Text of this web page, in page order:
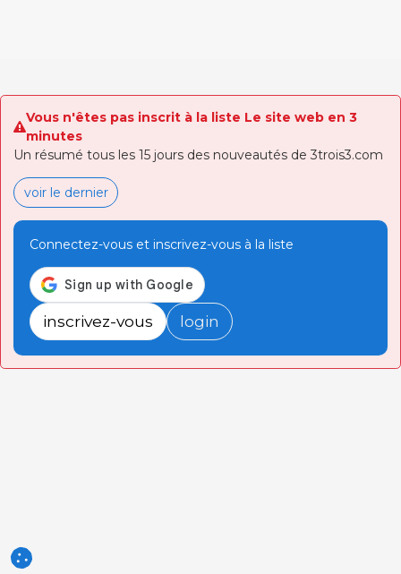
Vous n'êtes pas inscrit à la liste Le site web en 3
minutes
Un résumé tous les 15 jours des nouveautés de 3trois3.com
voir le dernier
Connectez-vous et inscrivez-vous à la liste
inscrivez-vous login